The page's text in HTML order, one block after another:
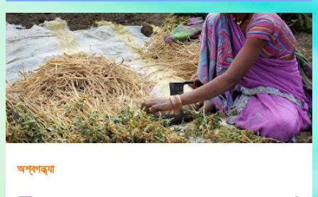
পো
স্ট
গু
লি
অশ্বগন্ধ্যা